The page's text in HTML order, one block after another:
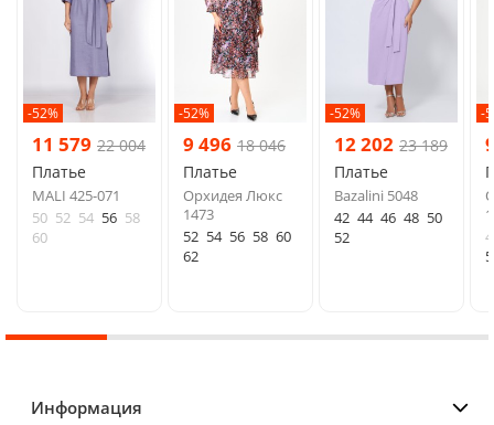
-52%
11 579 22 004
Платье
MALI 425-071
50 52 54 56 58
60
-52%
9 496 18 046
Платье
Орхидея Люкс
1473
52 54 56 58 60
62
-52%
12 202 23 189
Платье
Bazalini 5048
42 44 46 48 50
52
-
Информация